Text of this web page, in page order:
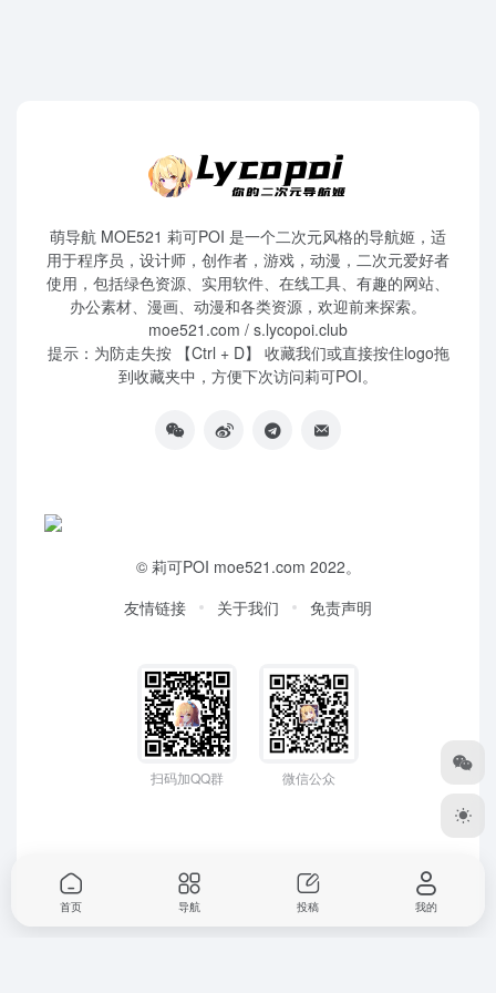
萌导航 MOE521 莉可POI 是一个二次元风格的导航姬，适
用于程序员，设计师，创作者，游戏，动漫，二次元爱好者
使用，包括绿色资源、实用软件、在线工具、有趣的网站、
办公素材、漫画、动漫和各类资源，欢迎前来探索。
moe521.com / s.lycopoi.club
提示：为防走失按 【Ctrl + D】 收藏我们或直接按住logo拖
到收藏夹中，方便下次访问莉可POI。
© 莉可POI moe521.com 2022。
友情链接
关于我们 免责声明
扫码加QQ群 微信公众
首页 导航 投稿 我的